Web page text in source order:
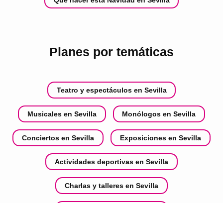
Planes por temáticas
Teatro y espectáculos en Sevilla
Musicales en Sevilla Monólogos en Sevilla
Conciertos en Sevilla Exposiciones en Sevilla
Actividades deportivas en Sevilla
Charlas y talleres en Sevilla